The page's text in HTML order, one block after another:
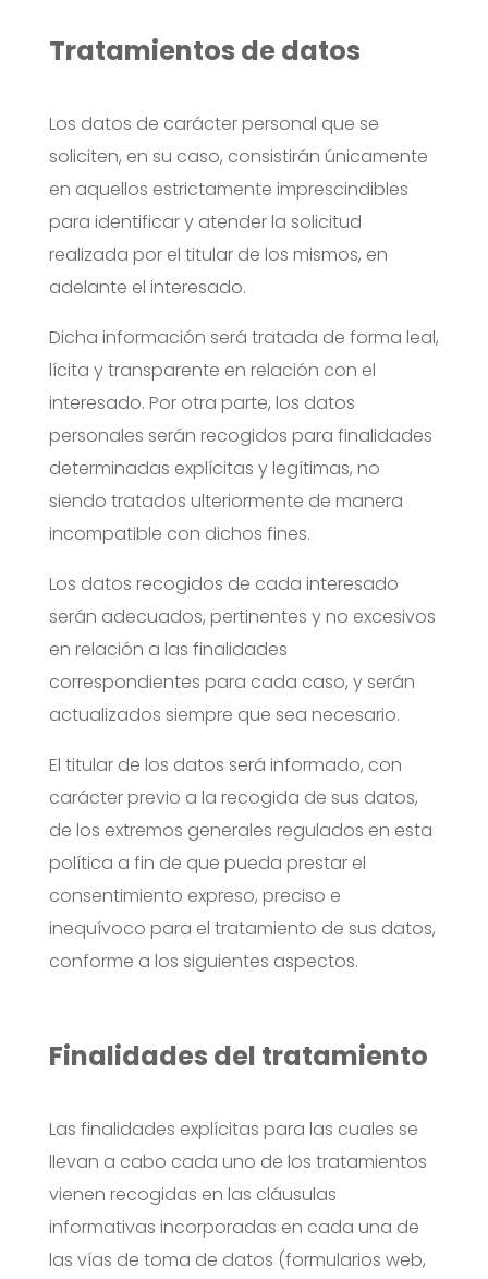
Tratamientos de datos
Los datos de carácter personal que se
soliciten, en su caso, consistirán únicamente
en aquellos estrictamente imprescindibles
para identificar y atender la solicitud
realizada por el titular de los mismos, en
adelante el interesado.
Dicha información será tratada de forma leal,
lícita y transparente en relación con el
interesado. Por otra parte, los datos
personales serán recogidos para finalidades
determinadas explícitas y legítimas, no
siendo tratados ulteriormente de manera
incompatible con dichos fines.
Los datos recogidos de cada interesado
serán adecuados, pertinentes y no excesivos
en relación a las finalidades
correspondientes para cada caso, y serán
actualizados siempre que sea necesario.
El titular de los datos será informado, con
carácter previo a la recogida de sus datos,
de los extremos generales regulados en esta
política a fin de que pueda prestar el
consentimiento expreso, preciso e
inequívoco para el tratamiento de sus datos,
conforme a los siguientes aspectos.
Finalidades del tratamiento
Las finalidades explícitas para las cuales se
llevan a cabo cada uno de los tratamientos
vienen recogidas en las cláusulas
informativas incorporadas en cada una de
las vías de toma de datos (formularios web,